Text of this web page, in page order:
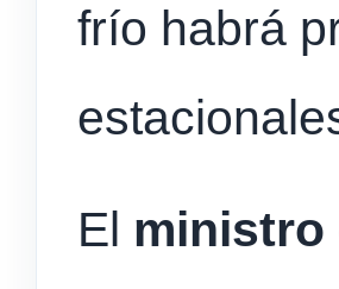
frío habrá
El ministro